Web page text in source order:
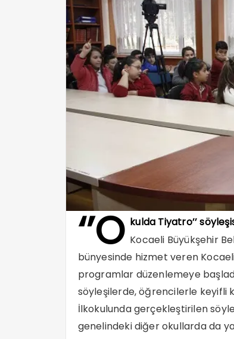
‘’O kulda Tiyatro’’
Kocaeli Büyükşehir
bünyesinde hizmet veren
programlar düzenlemeye
söyleşilerde, öğrencilerle keyifli
İlkokulunda gerçekleştirilen
genelindeki diğer okullarda da